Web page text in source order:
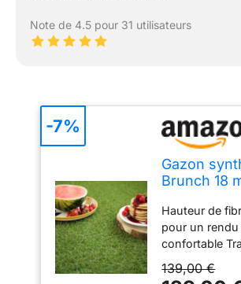
Note de 4.5 pour 31 utilisateurs
Gazon
Brunch 18
4m
Hauteur de
pour un
confortable
et aux rayons
139,00 €
-7%